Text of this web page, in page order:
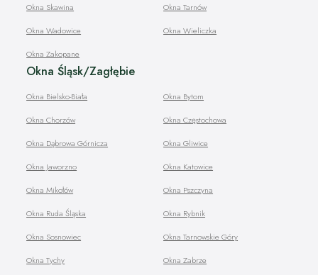
Okna Skawina Okna Tarnów
Okna Wadowice Okna Wieliczka
Okna Zakopane
Okna Śląsk/Zagłębie
Okna Bielsko-Biała Okna Bytom
Okna Chorzów Okna Częstochowa
Okna Dąbrowa Górnicza Okna Gliwice
Okna Jaworzno Okna Katowice
Okna Mikołów Okna Pszczyna
Okna Ruda Śląska Okna Rybnik
Okna Sosnowiec Okna Tarnowskie Góry
Okna Tychy Okna Zabrze